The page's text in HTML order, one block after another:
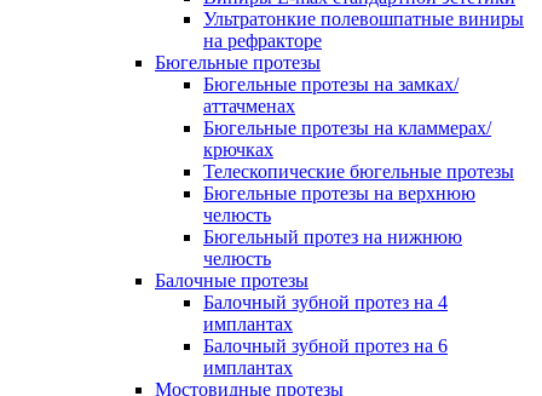
Ультратонкие полевошпатные виниры
на рефракторе
Бюгельные протезы
Бюгельные протезы на замках/
аттачменах
Бюгельные протезы на кламмерах/
крючках
Телескопические бюгельные протезы
Бюгельные протезы на верхнюю
челюсть
Бюгельный протез на нижнюю
челюсть
Балочные протезы
Балочный зубной протез на 4
имплантах
Балочный зубной протез на 6
имплантах
Мостовидные протезы